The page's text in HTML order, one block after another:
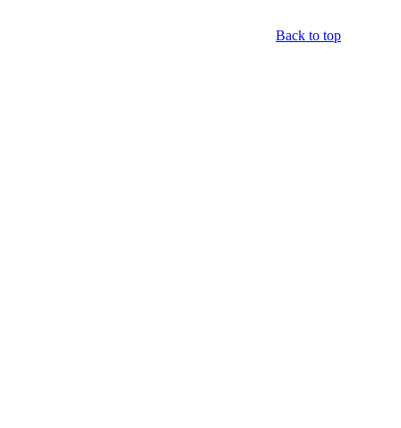
Back to top